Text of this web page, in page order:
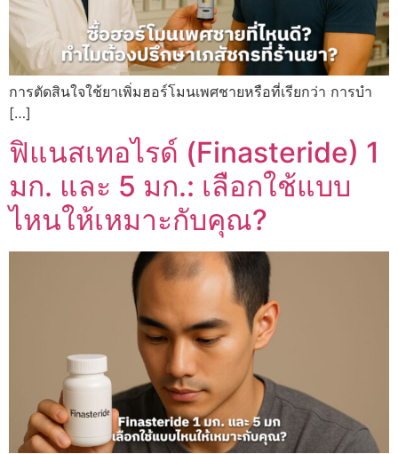
การตัดสินใจใช้ยาเพิ่มฮอร์โมนเพศชายหรือที่เรียกว่า การบำ
[…]
ฟิแนสเทอไรด์ (Finasteride) 1
มก. และ 5 มก.: เลือกใช้แบบ
ไหนให้เหมาะกับคุณ?